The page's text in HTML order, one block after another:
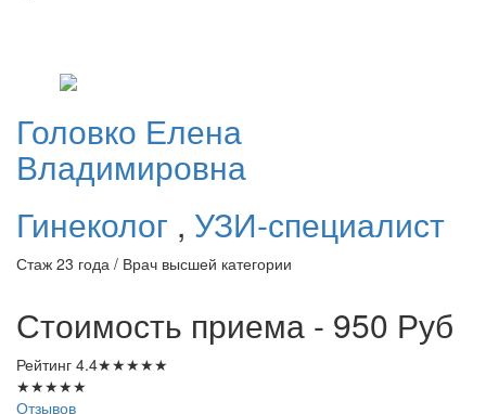
Головко Елена
Владимировна
Гинеколог , УЗИ-специалист
Стаж 23 года / Врач высшей категории
Стоимость приема - 950 Руб
Рейтинг 4.4★★★★★
★★★★★
Отзывов